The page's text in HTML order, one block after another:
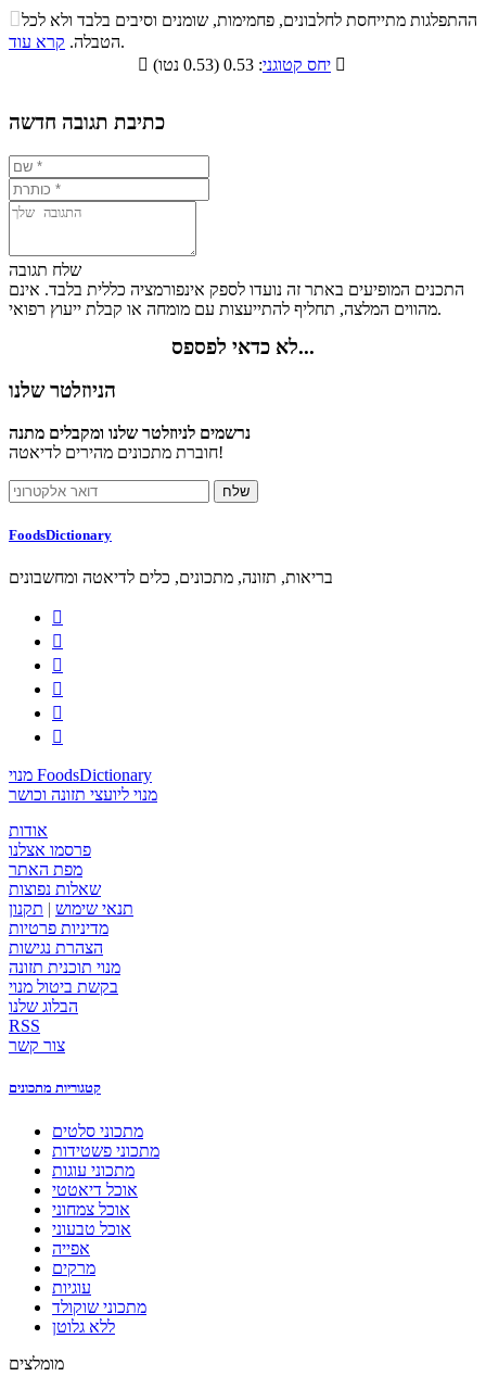
התפלגות ערך תזונתי במתכון
סיבים
תזונתיים
שומנים חלבונים
9.1% 56.3%
ההתפלגות מתייחסת לחלבונים, פחמימות, שומנים וסיבים בלבד ולא לכל
הטבלה. קרא עוד
.

יחס קטוגני 
כתיבת תגובה חדשה
שלח תגובה
התכנים המופיעים באתר זה נועדו לספק אינפורמציה כללית בלבד. אינם
מהווים המלצה, תחליף להתייעצות עם מומחה או קבלת ייעוץ רפואי.
לא כדאי לפספס...
הניוזלטר שלנו
נרשמים לניוזלטר שלנו ומקבלים מתנה
חוברת מתכונים מהירים לדיאטה!
FoodsDictionary
בריאות, תזונה, מתכונים, כלים לדיאטה ומחשבונים






מנוי FoodsDictionary
מנוי ליועצי תזונה וכושר
אודות
פרסמו אצלנו
מפת האתר
שאלות נפוצות
תנאי שימוש | תקנון
מדיניות פרטיות
הצהרת נגישות
מנוי תוכנית תזונה
בקשת ביטול מנוי
הבלוג שלנו
RSS
צור קשר
קטגוריות מתכונים
מתכוני סלטים
מתכוני פשטידות
מתכוני עוגות
אוכל דיאטטי
אוכל צמחוני
אוכל טבעוני
אפייה
מרקים
עוגיות
מתכוני שוקולד
ללא גלוטן
מומלצים